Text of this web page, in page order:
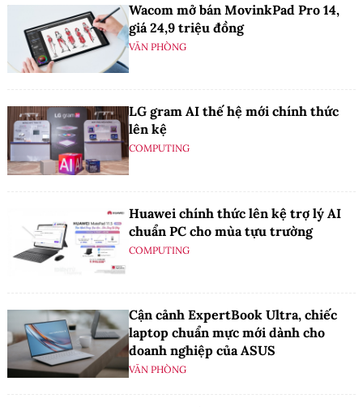
Wacom mở bán MovinkPad Pro 14,
giá 24,9 triệu đồng
VĂN PHÒNG
LG gram AI thế hệ mới chính thức
lên kệ
COMPUTING
Huawei chính thức lên kệ trợ lý AI
chuẩn PC cho mùa tựu trường
COMPUTING
Cận cảnh ExpertBook Ultra, chiếc
laptop chuẩn mực mới dành cho
doanh nghiệp của ASUS
VĂN PHÒNG